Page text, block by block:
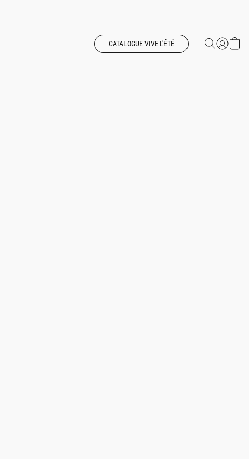
CATALOGUE VIVE L'ÉTÉ